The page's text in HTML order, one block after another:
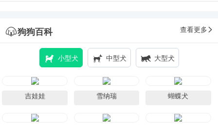
狗狗百科 查看更多
小型犬 中型犬 大型犬
吉娃娃 雪纳瑞 蝴蝶犬